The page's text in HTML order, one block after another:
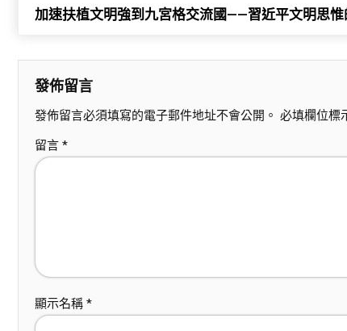
加速扶植文明強到九宮格交流國——習近平文明思
發佈留言
發佈留言必須填寫的電子郵件地址不會公開。 必填欄位標
留言 *
顯示名稱 *